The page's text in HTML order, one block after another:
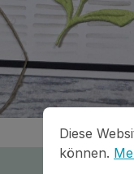
Cookie-
Diese
Diese
können.